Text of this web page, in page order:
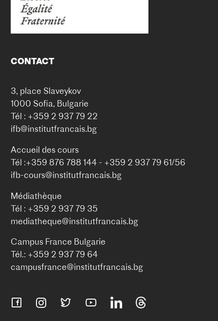
CONTACT
3, place Slaveykov
1000 Sofia, Bulgarie
Tél : +359 2 937 79 22
ifb@institutfrancais.bg
Accueil des cours
Tél :+359 876 788 144 - +359 2 937 79 61/56
ifb-cours@institutfrancais.bg
Médiathèque
Tél : +359 2 937 79 35
mediatheque@institutfrancais.bg
Campus France Bulgarie
Tél.: +359 2 937 79 64
campusfrance@institutfrancais.bg